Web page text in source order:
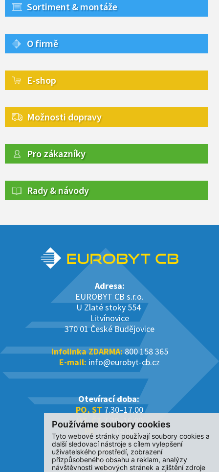
Používáme soubory cookies
Tyto webové stránky používají soubory cookies a
další sledovací nástroje s cílem vylepšení
uživatelského prostředí, zobrazení
přizpůsobeného obsahu a reklam, analýzy
návštěvnosti webových stránek a zjištění zdroje
Sortiment & montáže
O firmě
E-shop
Možnosti dopravy
Pro zákazníky
Rady & návody
Adresa:
EUROBYT CB s.r.o.
U Zlaté stoky 554
Litvínovice
370 01 České Budějovice
Infolinka ZDARMA:800 158 365
E-mail: info@eurobyt-cb.cz
Otevírací doba:
PO, ST 7.30–17.00
ÚT, ČT7.30–16.00
PÁ7.30–14.00